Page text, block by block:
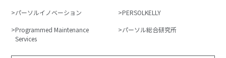
パーソルイノベーション
PERSOLKELLY
Programmed Maintenance
Services
パーソル総合研究所